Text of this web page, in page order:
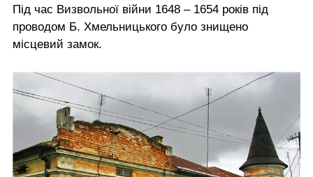
Під час Визвольної війни 1648 – 1654 років під
проводом Б. Хмельницького було знищено
місцевий замок.